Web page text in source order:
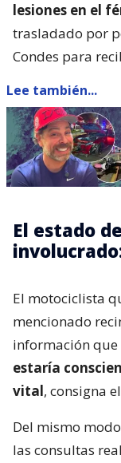
lesiones en el
trasladado por
Condes para
Lee también...
El estado
El motociclista
mencionado
información que
estaría
vital, consigna
Del mismo
las consultas